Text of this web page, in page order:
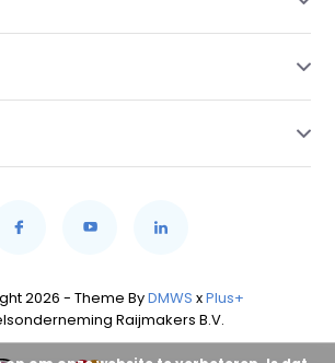
2026 - Theme ByDMWS xPlus+
Raijmakers B.V.